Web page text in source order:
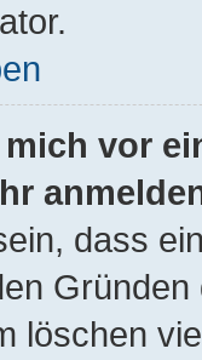
mich vor
dass
löschen